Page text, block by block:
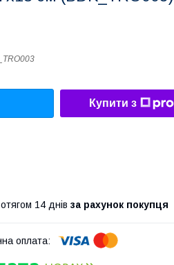
Купити з
14 днів за рахунок покупця